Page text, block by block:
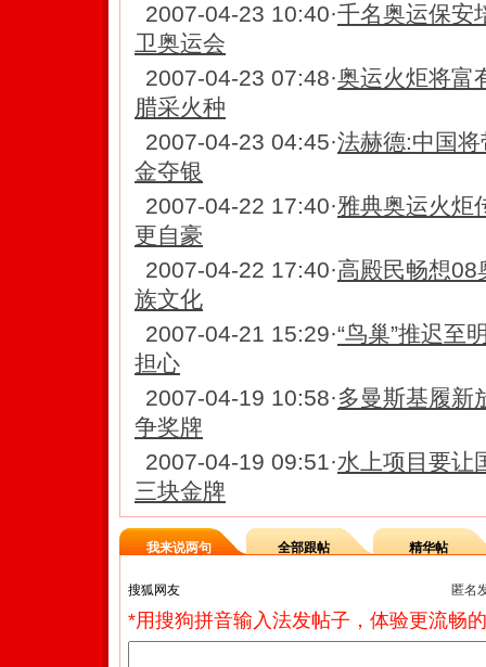
2007-04-23 10:40·千名奥运保安
卫奥运会
2007-04-23 07:48·奥运火炬将富
腊采火种
2007-04-23 04:45·法赫德:中国
金夺银
2007-04-22 17:40·雅典奥运火炬
更自豪
2007-04-22 17:40·高殿民畅想08
族文化
2007-04-21 15:29·“鸟巢”推迟至
担心
2007-04-19 10:58·多曼斯基履新
争奖牌
2007-04-19 09:51·水上项目要让
三块金牌
我来说两句 全部跟帖 精华帖
匿名
*用搜狗拼音输入法发帖子，体验更流畅